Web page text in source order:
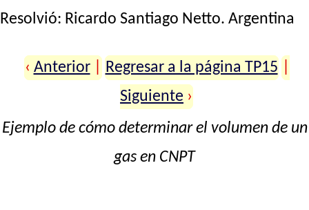
Resolvió: Ricardo Santiago Netto. Argentina
‹ Anterior Regresar a la página TP15
Siguiente ›
Ejemplo de cómo determinar el volumen de un
gas en CNPT